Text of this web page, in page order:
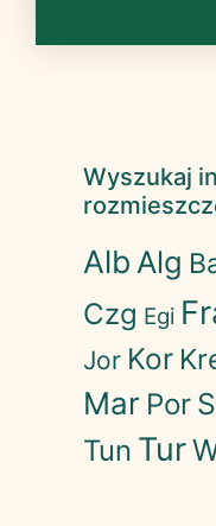
Wyszukaj
Alb Alg
Czg Egi
Jor Kor
Mar Por
Tun Tur